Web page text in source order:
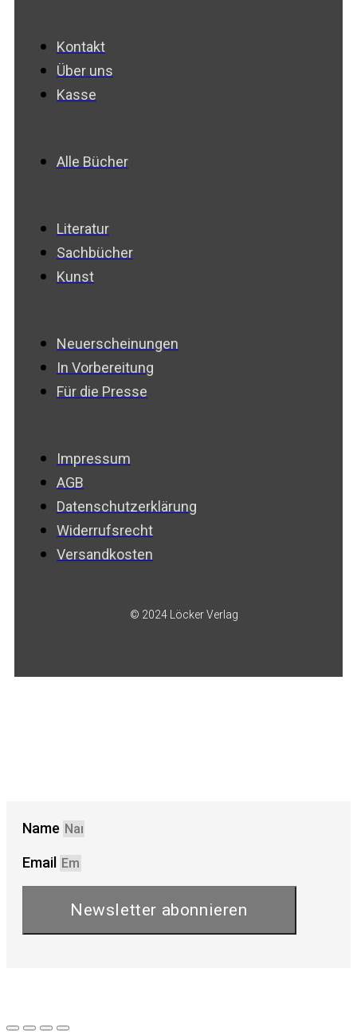
Kontakt
Über uns
Kasse
Alle Bücher
Literatur
Sachbücher
Kunst
Neuerscheinungen
In Vorbereitung
Für die Presse
Impressum
AGB
Datenschutzerklärung
Widerrufsrecht
Versandkosten
© 2024 Löcker Verlag
Name
Email
Newsletter abonnieren